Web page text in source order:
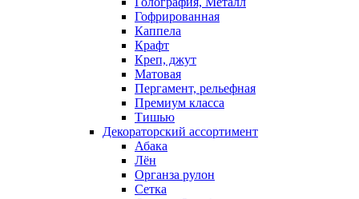
Гофрированная
Каппела
Крафт
Креп, джут
Матовая
Пергамент, рельефная
Премиум класса
Тишью
Декораторский ассортимент
Абака
Лён
Органза рулон
Сетка